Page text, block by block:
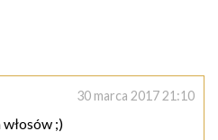
30 marca 2017 21:10
;)